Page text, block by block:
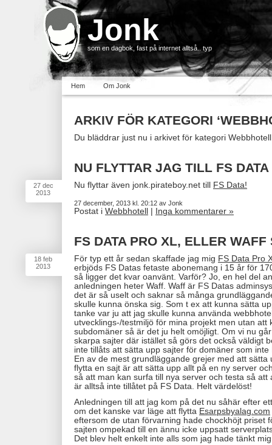
Jonk
som en dagbok, fast på internet alltså.. typ
Hem Om Jonk
ARKIV FÖR KATEGORI
Du bläddrar just nu i arkivet för kategori
27 dec
2013
NU FLYTTAR JAG TILL FS DATA
Nu flyttar även jonk.pirateboy.net till FS Data!
27 december, 2013 kl. 20:12 av Jonk
Postat i Webbhotell Inga kommentarer »
18 feb
2013
FS DATA PRO XL, ELLER WAFF
För typ ett år sedan skaffade jag mig FS Data Pro
erbjöds FS Datas fetaste abonemang i 15 år för
så ligger det kvar oanvänt. Varför? Jo, en hel del
anledningen heter Waff. Waff är FS Datas
det är så uselt och saknar så många
skulle kunna önska sig. Som t ex att kunna sätta
tanke var ju att jag skulle kunna använda
utvecklings-/testmiljö för mina projekt men utan att
subdomäner så är det ju helt omöjligt. Om vi nu
skarpa sajter där istället så görs det också väldigt
inte tillåts att sätta upp sajter för domäner som
En av de mest grundläggande grejer med att
flytta en sajt är att sätta upp allt på en ny server
så att man kan surfa till nya server och testa så att
är alltså inte tillåtet på FS Data. Helt värdelöst!
Anledningen till att jag kom på det nu såhär efter
om det kanske var läge att flytta Esarpsbyalag.com
eftersom de utan förvarning hade chockhöjt priset
sajten ompekad till en ännu icke uppsatt
Det blev helt enkelt inte alls som jag hade tänkt